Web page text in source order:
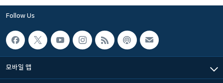
Follow Us
모바일 앱